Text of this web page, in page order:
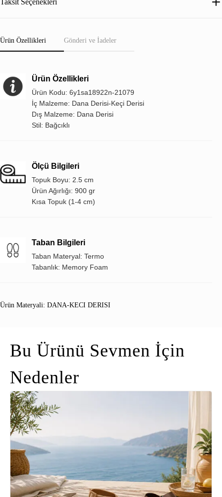
Taksit Seçenekleri
Ürün Özellikleri Gönderi ve İadeler
Ürün Özellikleri
Ürün Kodu: 6y1sa18922n-21079
İç Malzeme: Dana Derisi-Keçi Derisi
Dış Malzeme: Dana Derisi
Stil: Bağcıklı
Ölçü Bilgileri
Topuk Boyu: 2.5 cm
Ürün Ağırlığı: 900 gr
Kısa Topuk (1-4 cm)
Taban Bilgileri
Taban Materyal: Termo
Tabanlık: Memory Foam
Ürün Materyali: DANA-KECI DERISI
Bu Ürünü Sevmen İçin
Nedenler